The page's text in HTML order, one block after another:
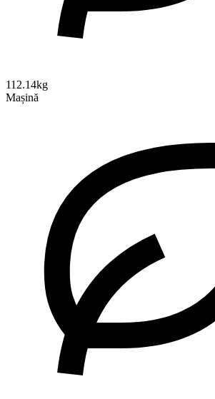
112.14kg
Mașină